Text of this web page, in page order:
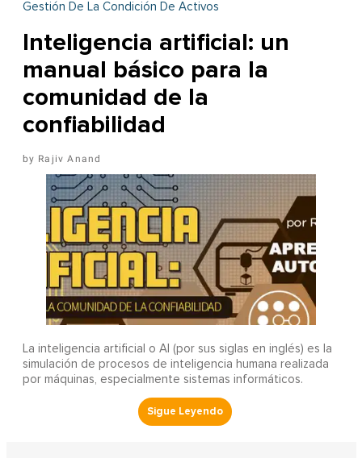
Gestión De La Condición De Activos
Inteligencia artificial: un
manual básico para la
comunidad de la
confiabilidad
Rajiv Anand
La inteligencia artificial o AI (por sus siglas en inglés) es la
simulación de procesos de inteligencia humana realizada
por máquinas, especialmente sistemas informáticos.